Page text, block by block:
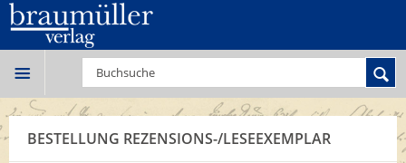
BESTELLUNG REZENSIONS-/LESEEXEMPLAR